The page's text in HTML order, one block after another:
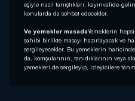
eşiyle nasıl tanıştıkları, kayınvalide-
konularda da sohbet edecekler.
Ve yemekler masadaYemeklerin
sahibi birlikte masayı hazırlayacak ve
sergileyecekler. Bu yemeklerin
da, komşularının, tanıdıklarının veya
yemekleri de sergileyip, izleyicilere